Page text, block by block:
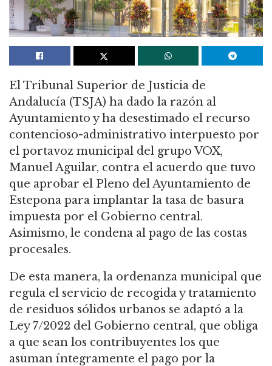
El Tribunal Superior de Justicia de
Andalucía (TSJA) ha dado la razón al
Ayuntamiento y ha desestimado el recurso
contencioso-administrativo interpuesto por
el portavoz municipal del grupo VOX,
Manuel Aguilar, contra el acuerdo que tuvo
que aprobar el Pleno del Ayuntamiento de
Estepona para implantar la tasa de basura
impuesta por el Gobierno central.
Asimismo, le condena al pago de las costas
procesales.
De esta manera, la ordenanza municipal que
regula el servicio de recogida y tratamiento
de residuos sólidos urbanos se adaptó a la
Ley 7/2022 del Gobierno central, que obliga
a que sean los contribuyentes los que
asuman íntegramente el pago por la